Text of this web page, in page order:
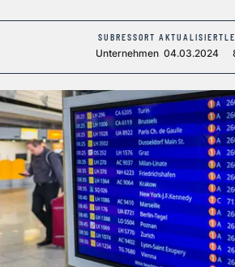
SUBRESSORT
Unternehmen
AKTUALISIERT
04.03.2024